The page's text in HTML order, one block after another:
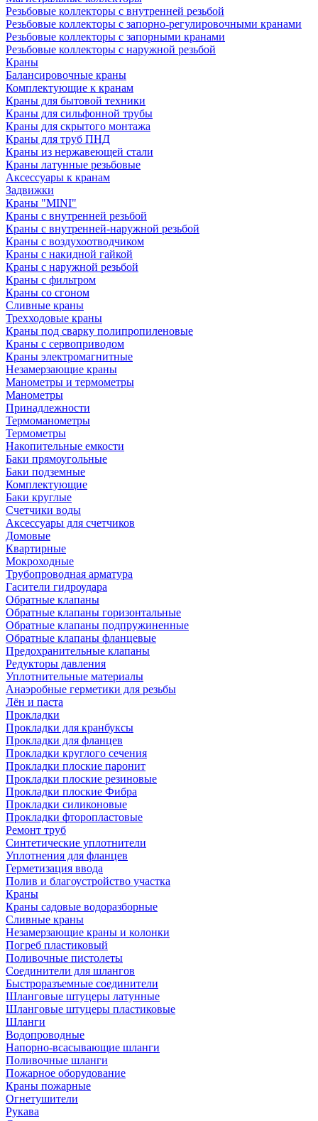
Резьбовые коллекторы с внутренней резьбой
Резьбовые коллекторы с запорно-регулировочными кранами
Резьбовые коллекторы с запорными кранами
Резьбовые коллекторы с наружной резьбой
Краны
Балансировочные краны
Комплектующие к кранам
Краны для бытовой техники
Краны для сильфонной трубы
Краны для скрытого монтажа
Краны для труб ПНД
Краны из нержавеющей стали
Краны латунные резьбовые
Аксессуары к кранам
Задвижки
Краны "MINI"
Краны с внутренней резьбой
Краны с внутренней-наружной резьбой
Краны с воздухоотводчиком
Краны с накидной гайкой
Краны с наружной резьбой
Краны с фильтром
Краны со сгоном
Сливные краны
Трехходовые краны
Краны под сварку полипропиленовые
Краны с сервоприводом
Краны электромагнитные
Незамерзающие краны
Манометры и термометры
Манометры
Принадлежности
Термоманометры
Термометры
Накопительные емкости
Баки прямоугольные
Баки подземные
Комплектующие
Баки круглые
Счетчики воды
Аксессуары для счетчиков
Домовые
Квартирные
Мокроходные
Трубопроводная арматура
Гасители гидроудара
Обратные клапаны
Обратные клапаны горизонтальные
Обратные клапаны подпружиненные
Обратные клапаны фланцевые
Предохранительные клапаны
Редукторы давления
Уплотнительные материалы
Анаэробные герметики для резьбы
Лён и паста
Прокладки
Прокладки для кранбуксы
Прокладки для фланцев
Прокладки круглого сечения
Прокладки плоские паронит
Прокладки плоские резиновые
Прокладки плоские Фибра
Прокладки силиконовые
Прокладки фторопластовые
Ремонт труб
Синтетические уплотнители
Уплотнения для фланцев
Герметизация ввода
Полив и благоустройство участка
Краны
Краны садовые водоразборные
Сливные краны
Незамерзающие краны и колонки
Погреб пластиковый
Поливочные пистолеты
Соединители для шлангов
Быстроразъемные соединители
Шланговые штуцеры латунные
Шланговые штуцеры пластиковые
Шланги
Водопроводные
Напорно-всасывающие шланги
Поливочные шланги
Пожарное оборудование
Краны пожарные
Огнетушители
Рукава